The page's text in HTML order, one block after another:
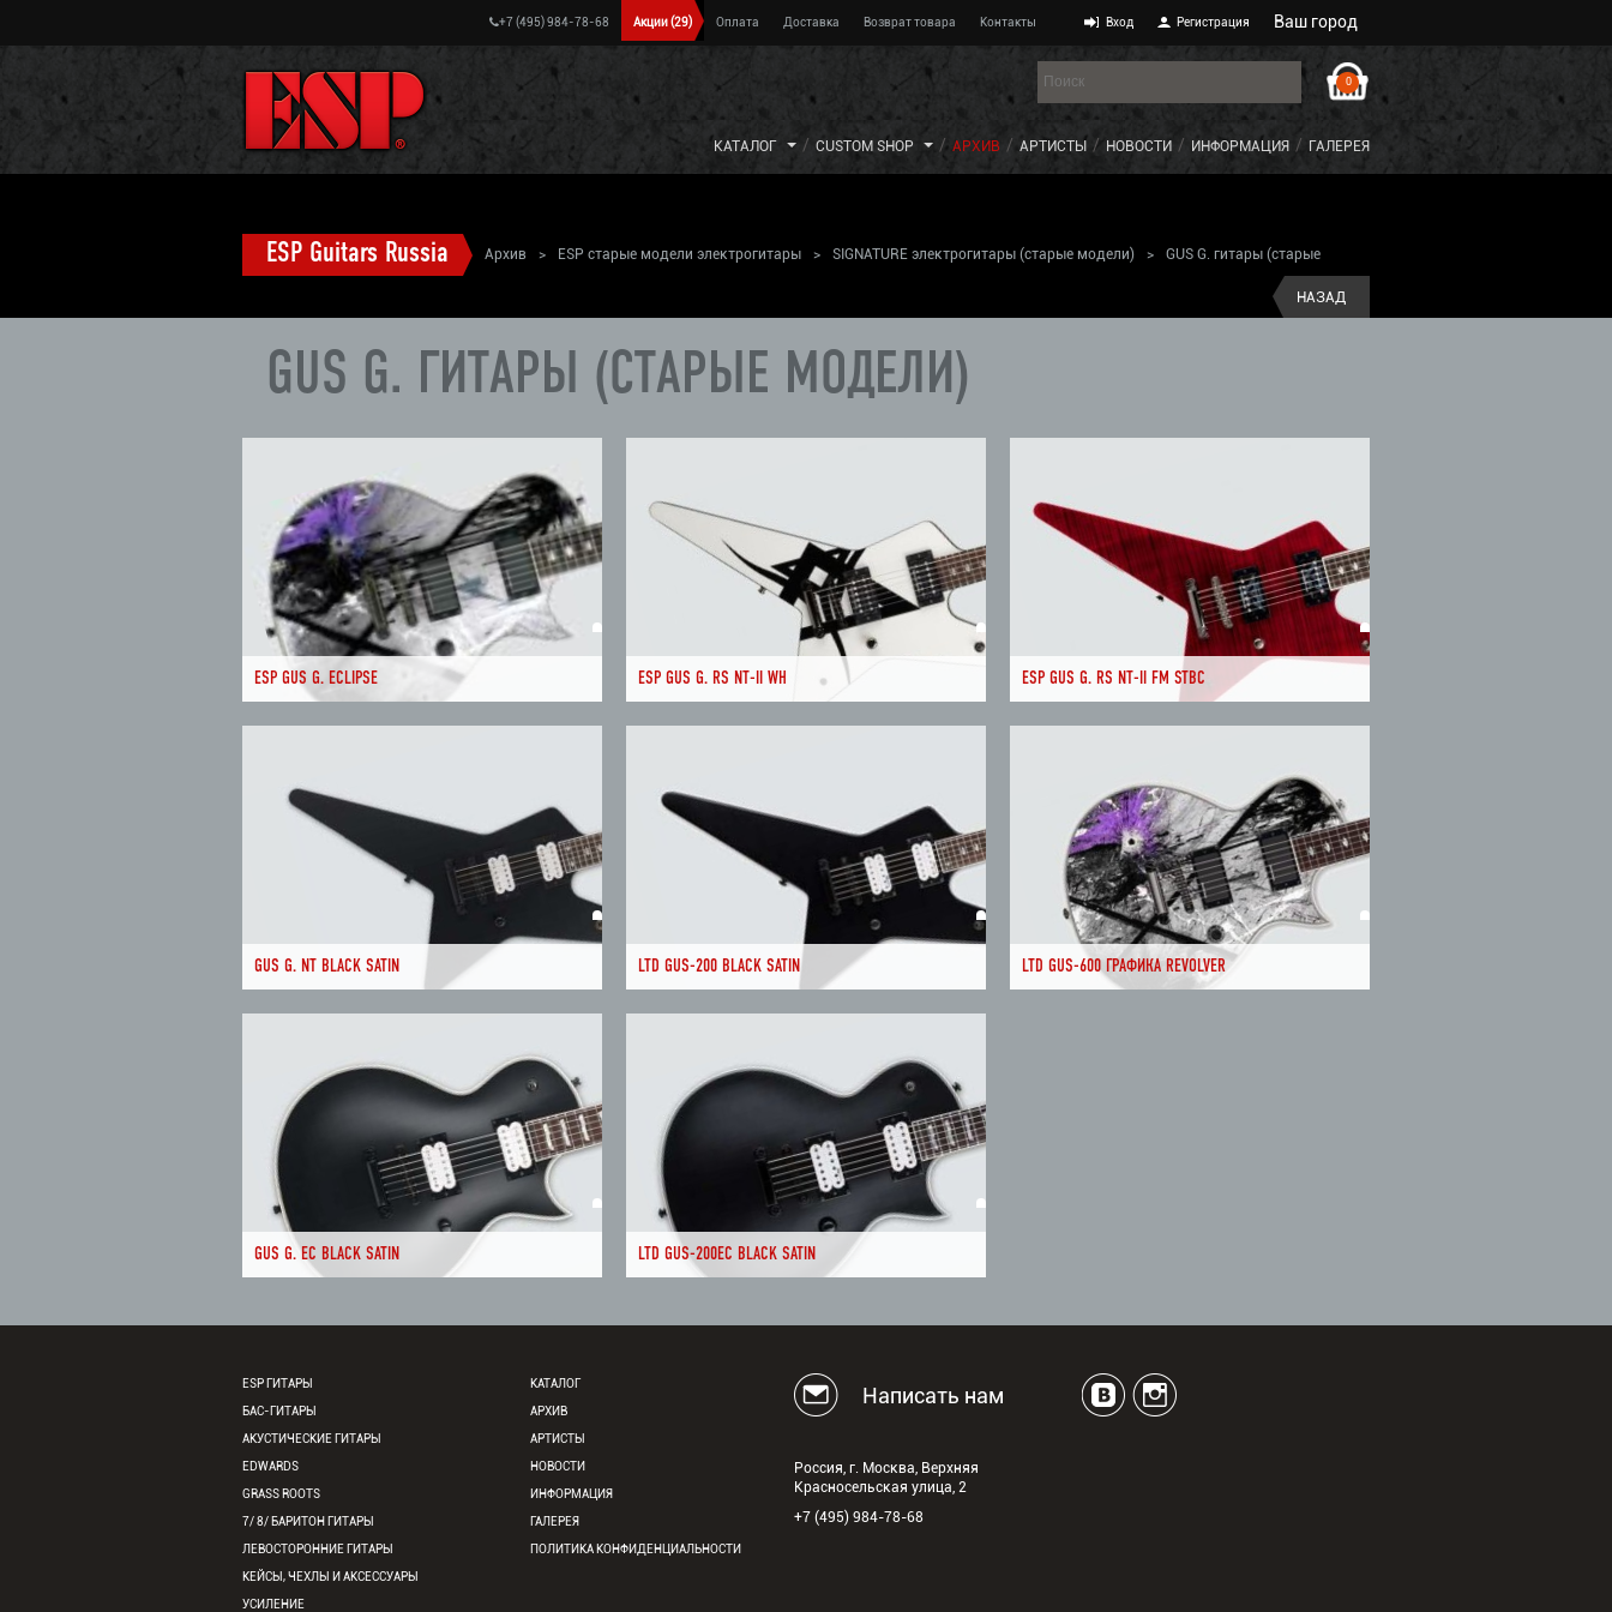
0
КАТАЛОГ CUSTOM SHOP АРХИВ АРТИСТЫ НОВОСТИ ИНФОРМАЦИЯ ГАЛЕРЕЯ
+7 (495) 984-78-68 Акции(29) Оплата Доставка Возврат товара Контакты Вход Регистрация Ваш город
ESP Guitars Russia Архив > ESP старые модели электрогитары > SIGNATURE электрогитары (старые модели) > GUS G. гитары (старые
НАЗАД
GUS G. ГИТАРЫ (СТАРЫЕ МОДЕЛИ)
ESP GUS G. ECLIPSE ESP GUS G. RS NT-II WH ESP GUS G. RS NT-II FM STBC
GUS G. NT BLACK SATIN LTD GUS-200 BLACK SATIN LTD GUS-600 ГРАФИКА REVOLVER
GUS G. EC BLACK SATIN LTD GUS-200EC BLACK SATIN
ESP ГИТАРЫ
БАС-ГИТАРЫ
АКУСТИЧЕСКИЕ ГИТАРЫ
EDWARDS
GRASS ROOTS
7/ 8/ БАРИТОН ГИТАРЫ
ЛЕВОСТОРОННИЕ ГИТАРЫ
КЕЙСЫ, ЧЕХЛЫ И АКСЕССУАРЫ
УСИЛЕНИЕ
КАТАЛОГ
АРХИВ
АРТИСТЫ
НОВОСТИ
ИНФОРМАЦИЯ
ГАЛЕРЕЯ
ПОЛИТИКА КОНФИДЕНЦИАЛЬНОСТИ
Написать нам
Россия, г. Москва, Верхняя
Красносельская улица, 2
+7 (495) 984-78-68